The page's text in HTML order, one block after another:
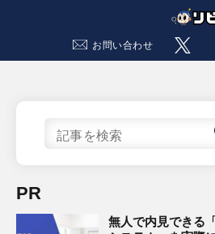
お問い合わせ
PR
無人で内見できる